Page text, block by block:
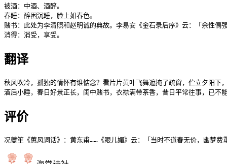
被酒：中酒、酒醉。
春睡：醉困沉睡，脸上如春色。
赌书：此处为李清照和赵明诚的典故。李易安《金石录后序》云：「余性
消得：消受，享受。
翻译
秋风吹冷，孤独的情怀有谁惦念？看片片黄叶飞舞遮掩了疏窗，伫立夕阳下
酒后小睡，春日好景正长，闺中赌书，衣襟满带茶香，昔日平常往事，已不
评价
况夔笙《蕙风词话》：黄东甫……《眼儿媚》云：「当时不道春无价，幽梦